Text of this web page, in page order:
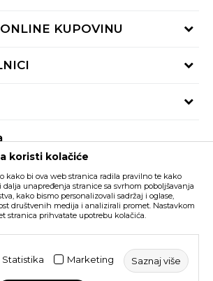
KUPOVINU
programa
tima
PROMIJENI
precizniji u opisu proizvoda, prikazu slika i samih
da su sve informacije kompletne i bez
na sajtu su dio naše ponude i ne podrazumijeva da
Raspoloživost robe možete provjeriti pozivom
, IzradaNB SOFT. Sva prava
koristi kolačiće
kako bi ova web stranica radila pravilno te kako
unapređenja stranice sa svrhom poboljšavanja
kako bismo personalizovali sadržaj i oglase,
društvenih medija i analizirali promet. Nastavkom
stranica prihvatate upotrebu kolačića.
Statistika Marketing Saznaj više